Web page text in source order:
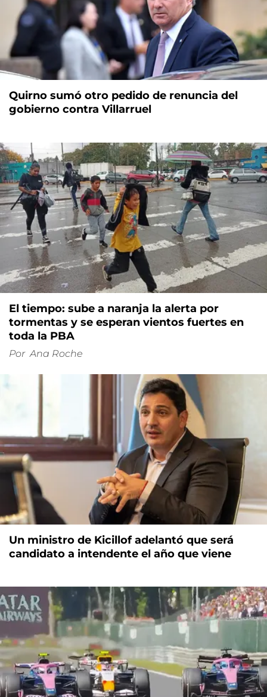
Quirno sumó otro pedido de renuncia del
gobierno contra Villarruel
El tiempo: sube a naranja la alerta por
tormentas y se esperan vientos fuertes en
toda la PBA
Por Ana Roche
Un ministro de Kicillof adelantó que será
candidato a intendente el año que viene